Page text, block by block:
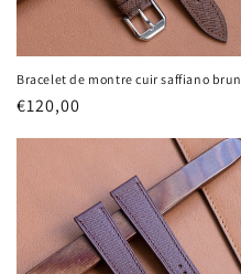
Bracelet de montre cuir saffiano brun
Prix
€120,00